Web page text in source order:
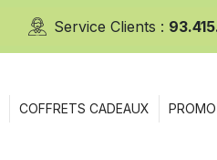
Service Clients :
COFFRETS CADEAUX